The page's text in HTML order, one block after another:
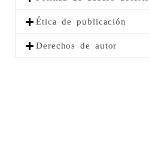
Ética de publicación
Derechos de autor